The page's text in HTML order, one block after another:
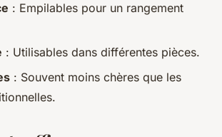
: Empilables pour un rangement
: Utilisables dans différentes pièces.
: Souvent moins chères que les